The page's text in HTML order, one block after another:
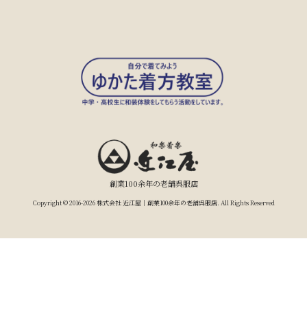
創業100余年の老舗呉服店
Copyright © 2016-2026 株式会社 近江屋｜創業100余年の老舗呉服店. All Rights Reserved